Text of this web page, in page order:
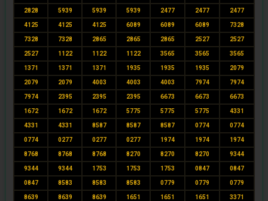
2828 5939 5939 5939 2477 2477 2477
4125 4125 4125 6089 6089 6089 7328
7328 7328 2865 2865 2865 2527 2527
2527 1122 1122 1122 3565 3565 3565
1371 1371 1371 1935 1935 1935 2079
2079 2079 4003 4003 4003 7974 7974
7974 2395 2395 2395 6673 6673 6673
1672 1672 1672 5775 5775 5775 4331
4331 4331 8587 8587 8587 0774 0774
0774 0277 0277 0277 1974 1974 1974
8768 8768 8768 8270 8270 8270 9344
9344 9344 1753 1753 1753 0847 0847
0847 8583 8583 8583 0779 0779 0779
8639 8639 8639 1651 1651 1651 3371